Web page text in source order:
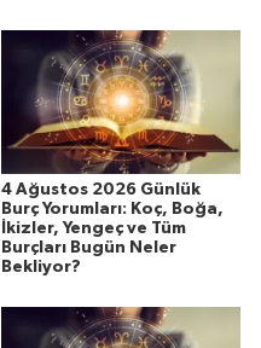
4 Ağustos 2026 Günlük
Burç Yorumları: Koç, Boğa,
İkizler, Yengeç ve Tüm
Burçları Bugün Neler
Bekliyor?